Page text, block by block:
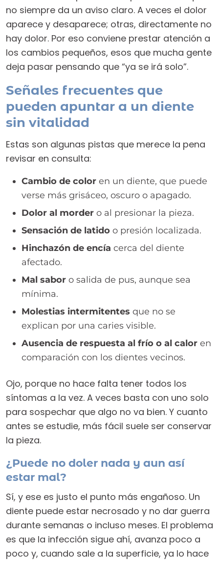
no siempre da un aviso claro. A veces el dolor
aparece y desaparece; otras, directamente no
hay dolor. Por eso conviene prestar atención a
los cambios pequeños, esos que mucha gente
deja pasar pensando que “ya se irá solo”.
Señales frecuentes que
pueden apuntar a un diente
sin vitalidad
Estas son algunas pistas que merece la pena
revisar en consulta:
Cambio de color en un diente, que puede
verse más grisáceo, oscuro o apagado.
Dolor al morder o al presionar la pieza.
Sensación de latido o presión localizada.
Hinchazón de encía cerca del diente
afectado.
Mal sabor o salida de pus, aunque sea
mínima.
Molestias intermitentes que no se
explican por una caries visible.
Ausencia de respuesta al frío o al calor en
comparación con los dientes vecinos.
Ojo, porque no hace falta tener todos los
síntomas a la vez. A veces basta con uno solo
para sospechar que algo no va bien. Y cuanto
antes se estudie, más fácil suele ser conservar
la pieza.
¿Puede no doler nada y aun así
estar mal?
Sí, y ese es justo el punto más engañoso. Un
diente puede estar necrosado y no dar guerra
durante semanas o incluso meses. El problema
es que la infección sigue ahí, avanza poco a
poco y, cuando sale a la superficie, ya lo hace